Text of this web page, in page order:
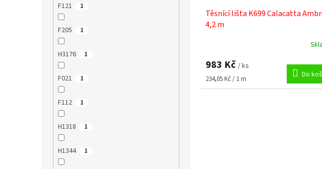
F121 1
F205 1
H3176 1
F021 1
F112 1
H1318 1
H1344 1
Těsnící lišta K699 Calacatta
4,2 m
983 Kč / ks
Měrná
cena:
234,05 Kč / 1 m Do